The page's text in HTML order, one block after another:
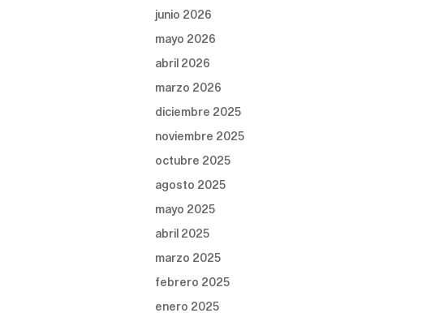
junio 2026
mayo 2026
abril 2026
marzo 2026
diciembre 2025
noviembre 2025
octubre 2025
agosto 2025
mayo 2025
abril 2025
marzo 2025
febrero 2025
enero 2025